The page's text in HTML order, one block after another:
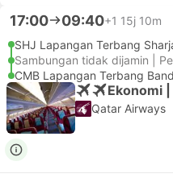
17:00 09:40+1 15j 10m
SHJ Lapangan Terbang
Sambungan tidak dijamin |
Ekonomi |
Qatar Airways